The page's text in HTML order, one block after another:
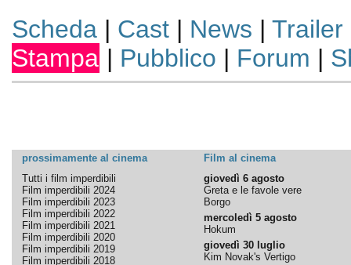
Scheda| Cast| News | Trailer
Stampa | Pubblico | Forum |
prossimamente al cinema
Film al cinema
Tutti i film imperdibili
Film imperdibili 2024
Film imperdibili 2023
Film imperdibili 2022
Film imperdibili 2021
Film imperdibili 2020
Film imperdibili 2019
Film imperdibili 2018
giovedì 6 agosto
Greta e le favole vere
Borgo
mercoledì 5 agosto
Hokum
giovedì 30 luglio
Kim Novak's Vertigo